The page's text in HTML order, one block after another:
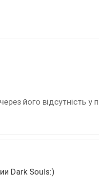
його відсутність у
Dark Souls:)